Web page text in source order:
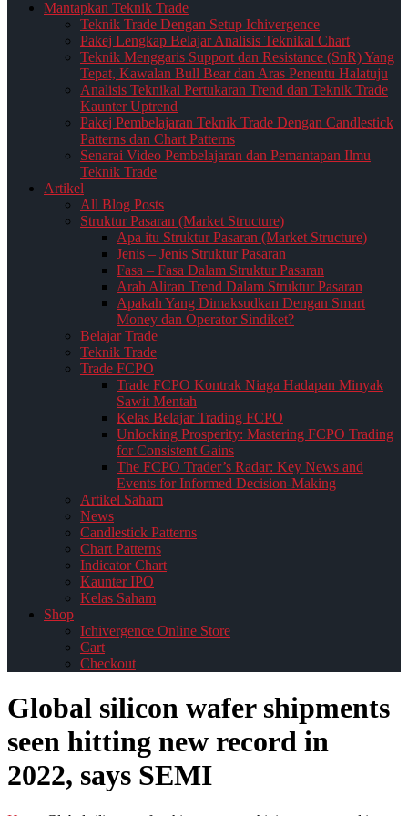
Mantapkan Teknik Trade
Teknik Trade Dengan Setup Ichivergence
Pakej Lengkap Belajar Analisis Teknikal Chart
Teknik Menggaris Support dan Resistance (SnR) Yang
Tepat, Kawalan Bull Bear dan Aras Penentu Halatuju
Analisis Teknikal Pertukaran Trend dan Teknik Trade
Kaunter Uptrend
Pakej Pembelajaran Teknik Trade Dengan Candlestick
Patterns dan Chart Patterns
Senarai Video Pembelajaran dan Pemantapan Ilmu
Teknik Trade
Artikel
All Blog Posts
Struktur Pasaran (Market Structure)
Apa itu Struktur Pasaran (Market Structure)
Jenis – Jenis Struktur Pasaran
Fasa – Fasa Dalam Struktur Pasaran
Arah Aliran Trend Dalam Struktur Pasaran
Apakah Yang Dimaksudkan Dengan Smart
Money dan Operator Sindiket?
Belajar Trade
Teknik Trade
Trade FCPO
Trade FCPO Kontrak Niaga Hadapan Minyak
Sawit Mentah
Kelas Belajar Trading FCPO
Unlocking Prosperity: Mastering FCPO Trading
for Consistent Gains
The FCPO Trader’s Radar: Key News and
Events for Informed Decision-Making
Artikel Saham
News
Candlestick Patterns
Chart Patterns
Indicator Chart
Kaunter IPO
Kelas Saham
Shop
Ichivergence Online Store
Cart
Checkout
Global silicon wafer shipments
seen hitting new record in
2022, says SEMI